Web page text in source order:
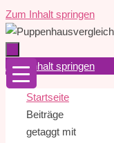
Zum Inhalt springen
Zum Inhalt springen
Startseite
Beiträge
getaggt mit